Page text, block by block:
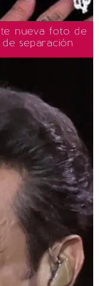
nueva foto de
separación